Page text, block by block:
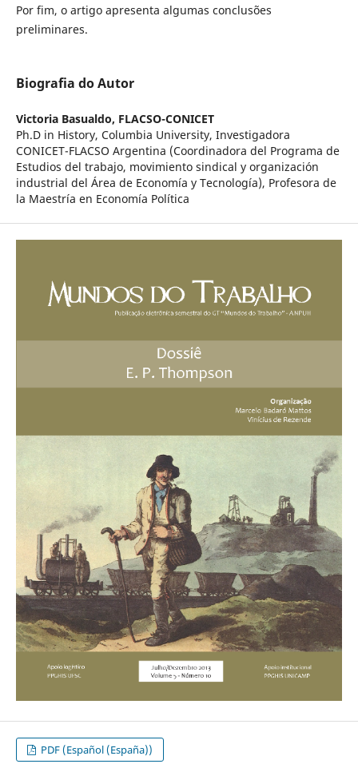
Por fim, o artigo apresenta algumas conclusões
preliminares.
Biografia do Autor
Victoria Basualdo, FLACSO-CONICET
Ph.D in History, Columbia University, Investigadora
CONICET-FLACSO Argentina (Coordinadora del Programa de
Estudios del trabajo, movimiento sindical y organización
industrial del Área de Economía y Tecnología), Profesora de
la Maestría en Economía Política
PDF (Español (España))